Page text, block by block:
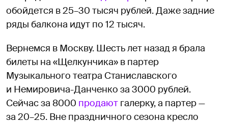
обойдется в 25–30 тысяч рублей. Даже задние
ряды балкона идут по 12 тысяч.
Вернемся в Москву. Шесть лет назад я брала
билеты на «Щелкунчика» в партер
Музыкального театра Станиславского
и Немировича-Данченко за 3000 рублей.
Сейчас за 8000 продают галерку, а партер —
за 20–25. Вне праздничного сезона кресло